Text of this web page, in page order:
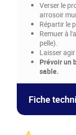
Verser le
arrosoir
Répartir le
Remuer à
pelle).
Laisser
Prévoir un
sable.
Fiche